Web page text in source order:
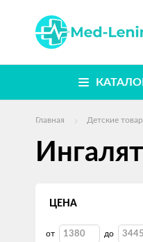
Главная Детские
ЦЕНА
от до